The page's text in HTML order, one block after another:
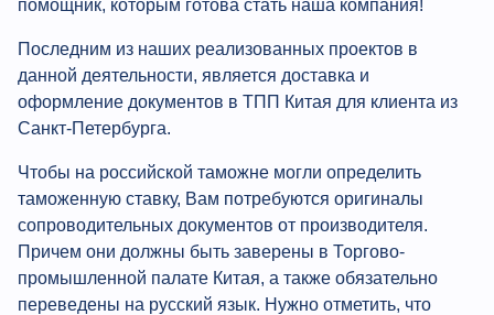
помощник, которым готова стать наша компания!
Последним из наших реализованных проектов в
данной деятельности, является доставка и
оформление документов в ТПП Китая для клиента из
Санкт-Петербурга.
Чтобы на российской таможне могли определить
таможенную ставку, Вам потребуются оригиналы
сопроводительных документов от производителя.
Причем они должны быть заверены в Торгово-
промышленной палате Китая, а также обязательно
переведены на русский язык. Нужно отметить, что